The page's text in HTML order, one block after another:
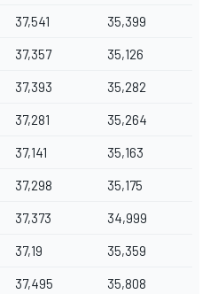
37,541 35,399
37,357 35,126
37,393 35,282
37,281 35,264
37,141 35,163
37,298 35,175
37,373 34,999
37,19 35,359
37,495 35,808